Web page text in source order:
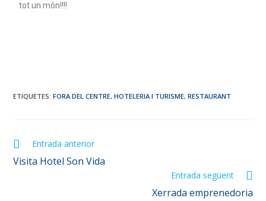
tot un món!!!!
ETIQUETES:FORA DEL CENTRE, HOTELERIA I TURISME, RESTAURANT
Entrada anterior
Visita Hotel Son Vida
Entrada següent
Xerrada emprenedoria